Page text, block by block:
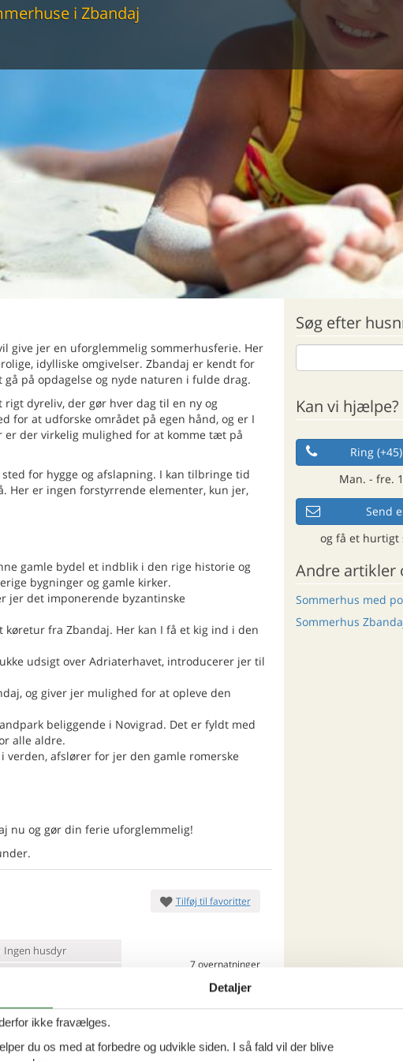
i Zbandaj
give jer en uforglemmelig sommerhusferie. Her
idylliske omgivelser. Zbandaj er kendt for
på opdagelse og nyde naturen i fulde drag.
dyreliv, der gør hver dag til en ny og
for at udforske området på egen hånd, og er I
er der virkelig mulighed for at komme tæt på
for hygge og afslapning. I kan tilbringe tid
er ingen forstyrrende elementer, kun jer,
gamle bydel et indblik i den rige historie og
bygninger og gamle kirker.
jer det imponerende byzantinske
køretur fra Zbandaj. Her kan I få et kig ind i den
udsigt over Adriaterhavet, introducerer jer til
og giver jer mulighed for at opleve den
beliggende i Novigrad. Det er fyldt med
alle aldre.
verden, afslører for jer den gamle romerske
nu og gør din ferie uforglemmelig!
Ingen husdyr
Tilføj til favoritter
7 overnatninger
5.573,-
Inkl. rengøring og forsikring
Søg efter
Kan vi hjælpe?
Ring
Man. - fre.
Send
og få et hurtigt
Andre artikler
Sommerhus med
Sommerhus
Detaljer
ikke fravælges.
du os med at forbedre og udvikle siden. I så fald vil der blive